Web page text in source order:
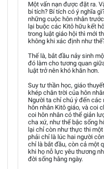
Một vấn nạn được đặt ra.
bí tích? Bí tích có ý nghĩa
những cuộc hôn nhân
lại buộc các Kitô hữu kết
trong luật giáo hội thì mới
không khi xác định như
Thế là, bắt đầu nảy sinh
đó làm cho tương quan
luật trở nên khó khăn hơn.
Suy tư thần học, giáo
khép chân trời của hôn
Người ta chỉ chú ý đến các
hôn nhân Kitô giáo, và coi
coi hôn nhân có thể giản
cha xứ, như thể bậc sống
lại chỉ còn như thực thi
phải chỉ là lúc hai người
chỉ là bắt đầu, còn cả một
khi họ nỗ lực yêu thương
đời sống hằng ngày.